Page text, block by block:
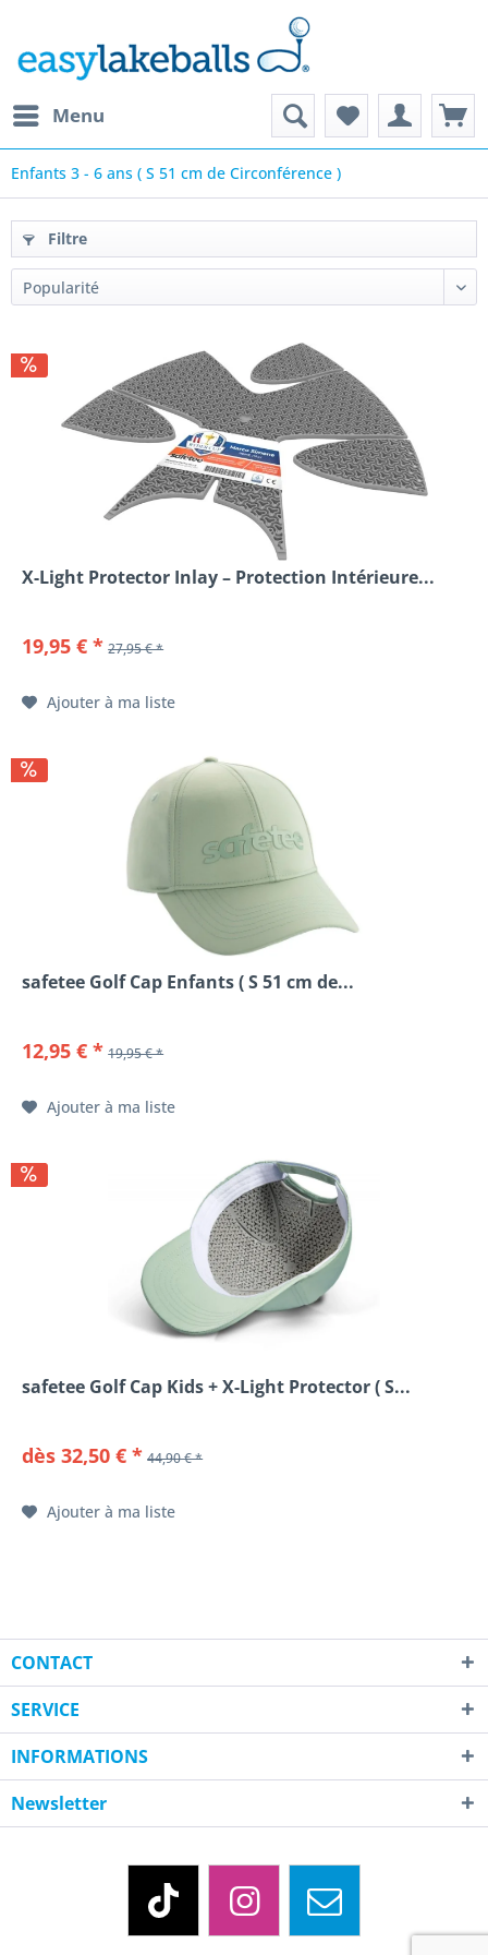
Menu
Enfants 3 - 6 ans ( S 51 cm de Circonférence )
Filtre
X-Light Protector Inlay – Protection Intérieure...
19,95 € * 27,95 € *
Ajouter à ma liste
safetee Golf Cap Enfants ( S 51 cm de...
12,95 € * 19,95 € *
Ajouter à ma liste
safetee Golf Cap Kids + X-Light Protector ( S...
dès 32,50 € * 44,90 € *
Ajouter à ma liste
CONTACT
SERVICE
INFORMATIONS
Newsletter